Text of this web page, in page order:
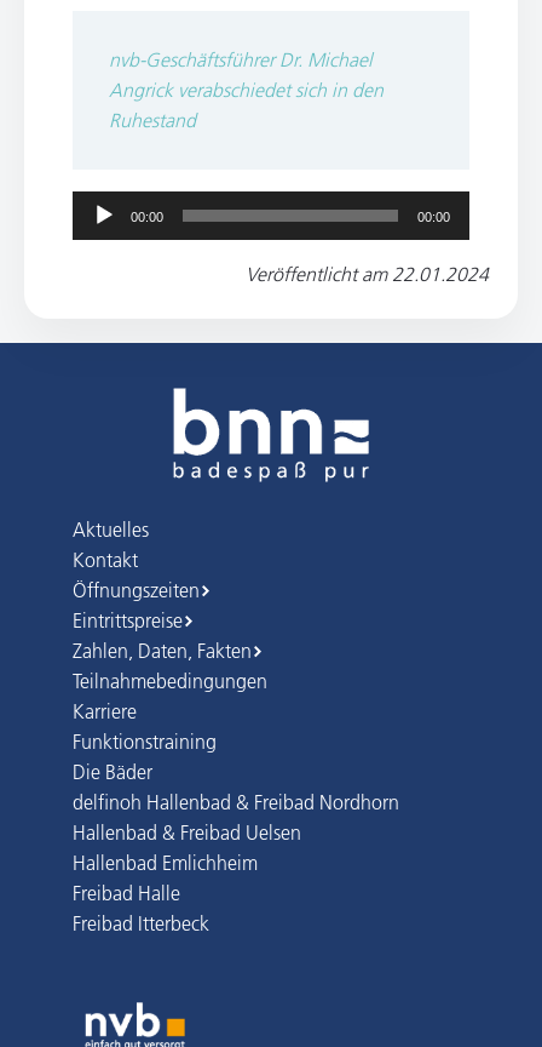
nvb-Geschäftsführer Dr. Michael
Angrick verabschiedet sich in den
Ruhestand
Audio-00:00 00:00
Veröffentlicht am 22.01.2024
Aktuelles
Kontakt
Öffnungszeiten
Eintrittspreise
Zahlen, Daten, Fakten
Teilnahmebedingungen
Karriere
Funktionstraining
Die Bäder
delfinoh Hallenbad & Freibad Nordhorn
Hallenbad & Freibad Uelsen
Hallenbad Emlichheim
Freibad Halle
Freibad Itterbeck